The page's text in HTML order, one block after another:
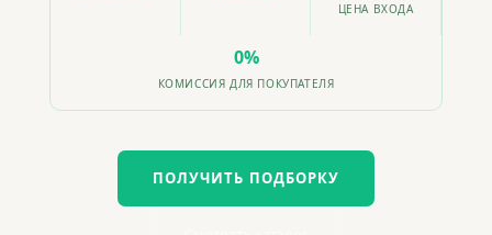
ЦЕНА ВХОДА
0%
КОМИССИЯ ДЛЯ ПОКУПАТЕЛЯ
ПОЛУЧИТЬ ПОДБОРКУ